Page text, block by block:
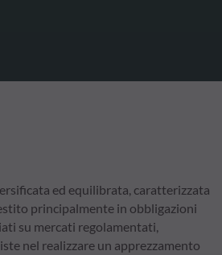
ed equilibrata, caratterizzata
principalmente in obbligazioni
su mercati regolamentati,
nel realizzare un apprezzamento